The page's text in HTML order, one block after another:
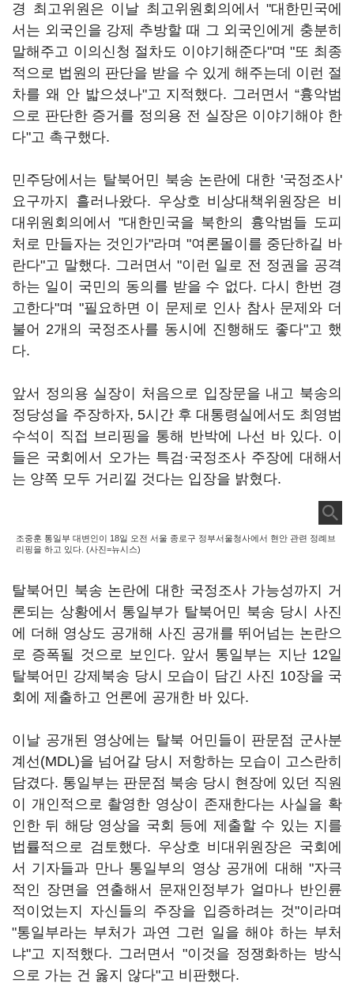
경 최고위원은 이날 최고위원회의에서 "대한민국에
서는 외국인을 강제 추방할 때 그 외국인에게 충분히
말해주고 이의신청 절차도 이야기해준다"며 "또 최종
적으로 법원의 판단을 받을 수 있게 해주는데 이런 절
차를 왜 안 밟으셨나"고 지적했다. 그러면서 “흉악범
으로 판단한 증거를 정의용 전 실장은 이야기해야 한
다"고 촉구했다.
민주당에서는 탈북어민 북송 논란에 대한 '국정조사'
요구까지 흘러나왔다. 우상호 비상대책위원장은 비
대위원회의에서 "대한민국을 북한의 흉악범들 도피
처로 만들자는 것인가"라며 "여론몰이를 중단하길 바
란다"고 말했다. 그러면서 "이런 일로 전 정권을 공격
하는 일이 국민의 동의를 받을 수 없다. 다시 한번 경
고한다"며 "필요하면 이 문제로 인사 참사 문제와 더
불어 2개의 국정조사를 동시에 진행해도 좋다"고 했
다.
앞서 정의용 실장이 처음으로 입장문을 내고 북송의
정당성을 주장하자, 5시간 후 대통령실에서도 최영범
수석이 직접 브리핑을 통해 반박에 나선 바 있다. 이
들은 국회에서 오가는 특검·국정조사 주장에 대해서
는 양쪽 모두 거리낄 것다는 입장을 밝혔다.
조중훈 통일부 대변인이 18일 오전 서울 종로구 정부서울청사에서 현안 관련 정례브
리핑을 하고 있다. (사진=뉴시스)
탈북어민 북송 논란에 대한 국정조사 가능성까지 거
론되는 상황에서 통일부가 탈북어민 북송 당시 사진
에 더해 영상도 공개해 사진 공개를 뛰어넘는 논란으
로 증폭될 것으로 보인다. 앞서 통일부는 지난 12일
탈북어민 강제북송 당시 모습이 담긴 사진 10장을 국
회에 제출하고 언론에 공개한 바 있다.
이날 공개된 영상에는 탈북 어민들이 판문점 군사분
계선(MDL)을 넘어갈 당시 저항하는 모습이 고스란히
담겼다. 통일부는 판문점 북송 당시 현장에 있던 직원
이 개인적으로 촬영한 영상이 존재한다는 사실을 확
인한 뒤 해당 영상을 국회 등에 제출할 수 있는 지를
법률적으로 검토했다. 우상호 비대위원장은 국회에
서 기자들과 만나 통일부의 영상 공개에 대해 "자극
적인 장면을 연출해서 문재인정부가 얼마나 반인륜
적이었는지 자신들의 주장을 입증하려는 것"이라며
"통일부라는 부처가 과연 그런 일을 해야 하는 부처
냐"고 지적했다. 그러면서 "이것을 정쟁화하는 방식
으로 가는 건 옳지 않다"고 비판했다.